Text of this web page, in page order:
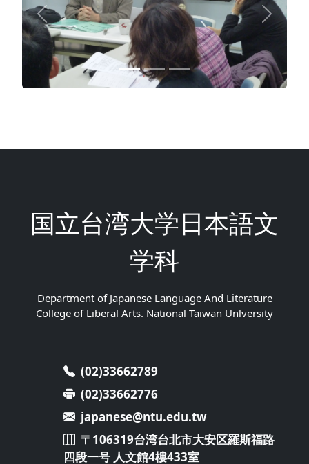
Previous Next
国立台湾大学日本語文
学科
Department of Japanese Language And Literature
College of Liberal Arts. National Taiwan Unlversity
(02)33662789
(02)33662776
japanese@ntu.edu.tw
〒106319台湾台北市大安区羅斯福路
四段一号 人文館4樓433室